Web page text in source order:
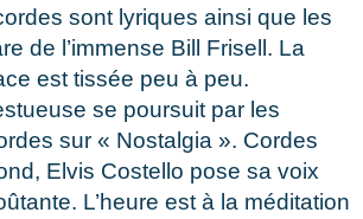
sont lyriques ainsi que les
de l’immense Bill Frisell. La
est tissée peu à peu.
se poursuit par les
sur « Nostalgia ». Cordes
Elvis Costello pose sa voix
L’heure est à la méditation